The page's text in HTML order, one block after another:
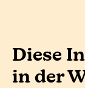
Diese
in der